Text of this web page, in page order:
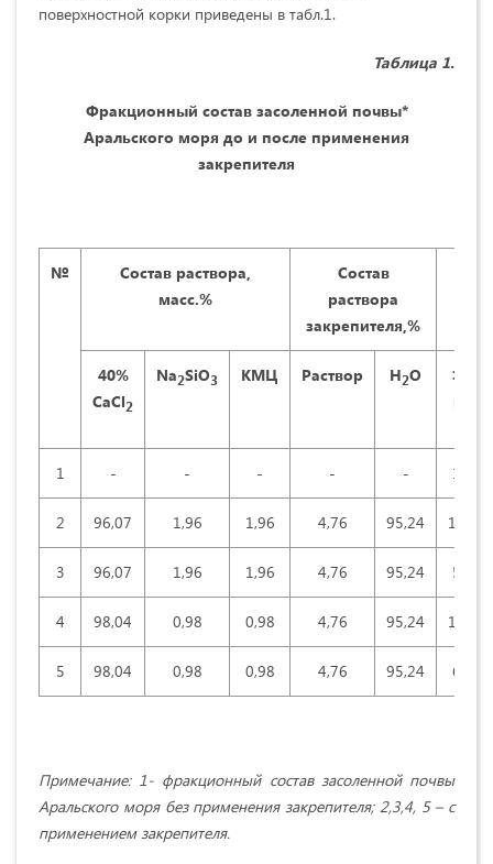
поверхностной корки приведены в табл.1.
Таблица 1.
Фракционный состав засоленной почвы*
Аральского моря до и после применения
закрепителя
№
Состав раствора,
масс.%
Состав
раствора
закрепителя,%
40%
CaCl2
Na2SiО3 KMЦ Раствор H2О
˃5,0
1 - - - - - 1,06
2 96,07 1,96 1,96 4,76 95,24 11,98
3 96,07 1,96 1,96 4,76 95,24 5,67
4 98,04 0,98 0,98 4,76 95,24 14,52
5 98,04 0,98 0,98 4,76 95,24 6,14
Примечание: 1- фракционный состав засоленной почвы
Аральского моря без применения закрепителя; 2,3,4, 5 – с
применением закрепителя.